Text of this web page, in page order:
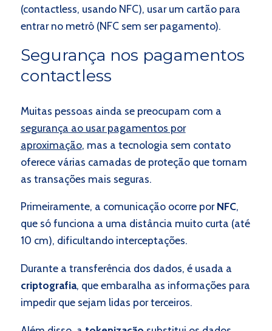
(contactless, usando NFC), usar um cartão para
entrar no metrô (NFC sem ser pagamento).
Segurança nos pagamentos
contactless
Muitas pessoas ainda se preocupam com a
segurança ao usar pagamentos por
aproximação, mas a tecnologia sem contato
oferece várias camadas de proteção que tornam
as transações mais seguras.
Primeiramente, a comunicação ocorre porNFC,
que só funciona a uma distância muito curta (até
10 cm), dificultando interceptações.
Durante a transferência dos dados, é usada a
criptografia, que embaralha as informações para
impedir que sejam lidas por terceiros.